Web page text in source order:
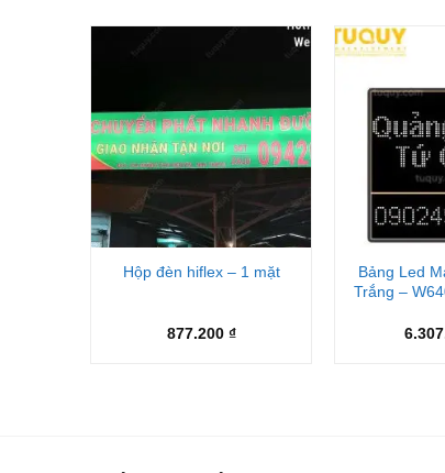
Hộp đèn hiflex – 1 mặt
877.200 ₫
Bảng Led
Trắng –